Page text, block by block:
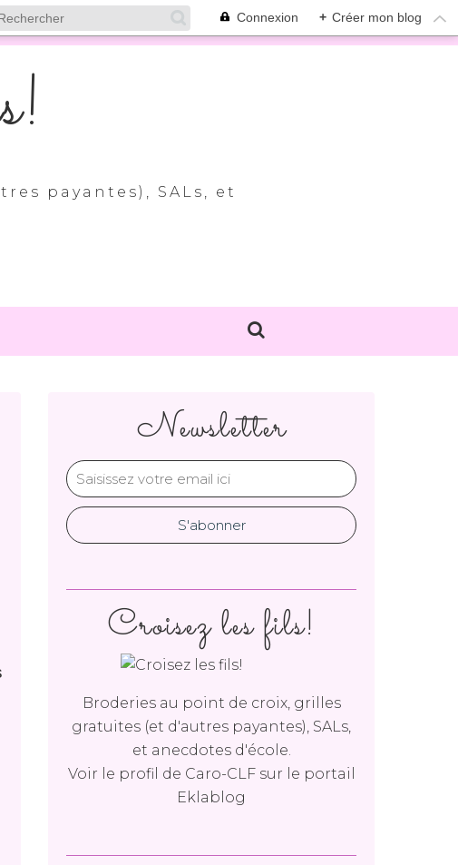
Connexion + Créer mon blog
payantes), SALs, et
Newsletter
Croisez les fils!
Broderies au point de croix, grilles
gratuites (et d'autres payantes), SALs,
et anecdotes d'école.
Voir le profil de Caro-CLFsur le portail
Eklablog